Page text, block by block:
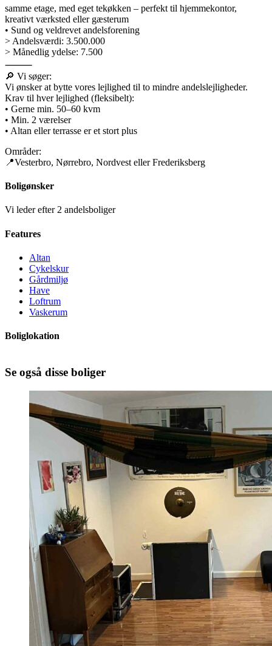
samme etage, med eget tekøkken – perfekt til hjemmekontor,
kreativt værksted eller gæsterum
• Sund og veldrevet andelsforening
> Andelsværdi: 3.500.000
> Månedlig ydelse: 7.500
⸻
🔎 Vi søger:
Vi ønsker at bytte vores lejlighed til to mindre andelslejligheder.
Krav til hver lejlighed (fleksibelt):
• Gerne min. 50–60 kvm
• Min. 2 værelser
• Altan eller terrasse er et stort plus
Områder:
📍Vesterbro, Nørrebro, Nordvest eller Frederiksberg
Boligønsker
Vi leder efter 2 andelsboliger
Features
Altan
Cykelskur
Gårdmiljø
Have
Loftrum
Vaskerum
Boliglokation
Se også disse boliger